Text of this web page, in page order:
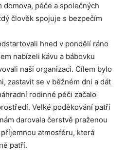
péče a společných
člověk spojuje s bezpečím
hned v pondělí ráno
nabízeli kávu a bábovku
naši organizaci. Cílem bylo
zastavit se v běžném dni a dát
rodinné péči začalo
Velké poděkování patří
darovala čerstvě praženou
atmosféru, která
patří.